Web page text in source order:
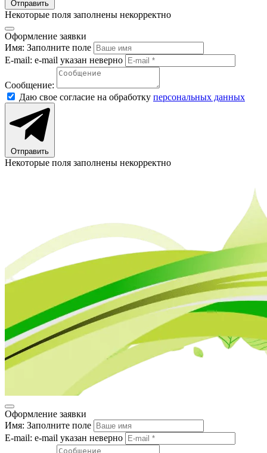
Отправить
Некоторые поля заполнены некорректно
Оформление заявки
Имя: Заполните поле
E-mail: e-mail указан неверно
Сообщение:
Даю свое согласие на обработку персональных данных
Отправить
Некоторые поля заполнены некорректно
Оформление заявки
Имя: Заполните поле
E-mail: e-mail указан неверно